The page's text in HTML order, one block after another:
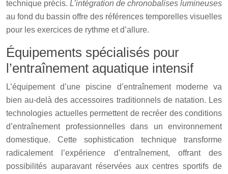
technique précis. L’intégration de chronobalises lumineuses
au fond du bassin offre des références temporelles visuelles
pour les exercices de rythme et d’allure.
Équipements spécialisés pour
l’entraînement aquatique intensif
L’équipement d’une piscine d’entraînement moderne va
bien au-delà des accessoires traditionnels de natation. Les
technologies actuelles permettent de recréer des conditions
d’entraînement professionnelles dans un environnement
domestique. Cette sophistication technique transforme
radicalement l’expérience d’entraînement, offrant des
possibilités auparavant réservées aux centres sportifs de